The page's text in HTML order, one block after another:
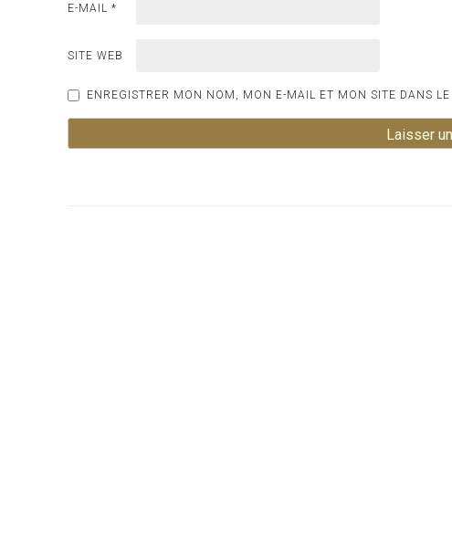
E-MAIL *
SITE WEB
ENREGISTRER MON NOM, MON E-MAIL ET MON SITE DANS